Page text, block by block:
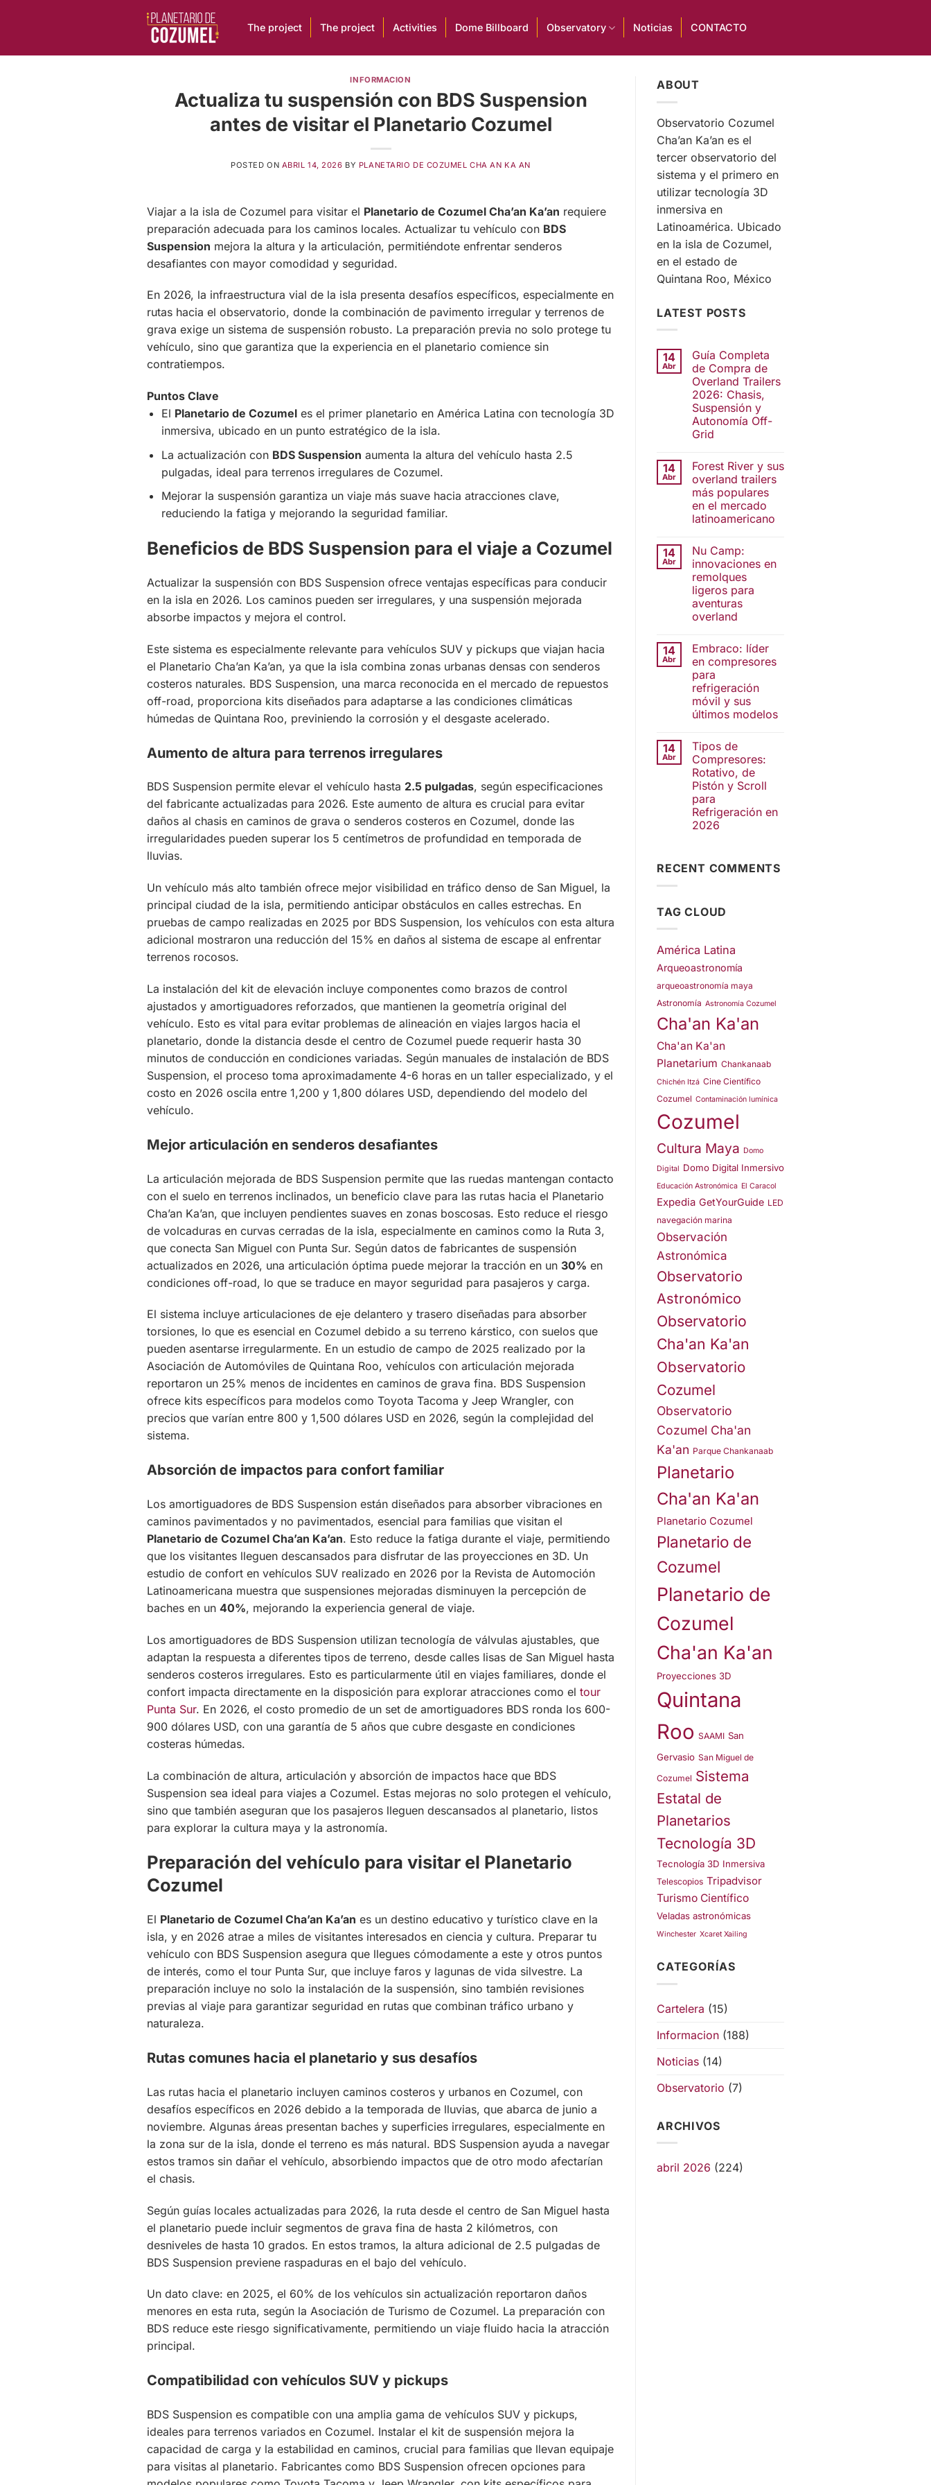
The project The project Activities Dome Billboard Observatory Noticias CONTACTO
INFORMACION
Actualiza tu suspensión con BDS Suspension
antes de visitar el Planetario Cozumel
POSTED ON ABRIL 14, 2026 BY PLANETARIO DE COZUMEL CHA AN KA AN
Viajar a la isla de Cozumel para visitar el Planetario de Cozumel Cha’an Ka’an requiere
preparación adecuada para los caminos locales. Actualizar tu vehículo con BDS
Suspension mejora la altura y la articulación, permitiéndote enfrentar senderos
desafiantes con mayor comodidad y seguridad.
En 2026, la infraestructura vial de la isla presenta desafíos específicos, especialmente en
rutas hacia el observatorio, donde la combinación de pavimento irregular y terrenos de
grava exige un sistema de suspensión robusto. La preparación previa no solo protege tu
vehículo, sino que garantiza que la experiencia en el planetario comience sin
contratiempos.
Puntos Clave
El Planetario de Cozumeles el primer planetario en América Latina con tecnología 3D
inmersiva, ubicado en un punto estratégico de la isla.
La actualización con BDS Suspension aumenta la altura del vehículo hasta 2.5
pulgadas, ideal para terrenos irregulares de Cozumel.
Mejorar la suspensión garantiza un viaje más suave hacia atracciones clave,
reduciendo la fatiga y mejorando la seguridad familiar.
Beneficios de BDS Suspension para el viaje a Cozumel
Actualizar la suspensión con BDS Suspension ofrece ventajas específicas para conducir
en la isla en 2026. Los caminos pueden ser irregulares, y una suspensión mejorada
absorbe impactos y mejora el control.
Este sistema es especialmente relevante para vehículos SUV y pickups que viajan hacia
el Planetario Cha’an Ka’an, ya que la isla combina zonas urbanas densas con senderos
costeros naturales. BDS Suspension, una marca reconocida en el mercado de repuestos
off-road, proporciona kits diseñados para adaptarse a las condiciones climáticas
húmedas de Quintana Roo, previniendo la corrosión y el desgaste acelerado.
Aumento de altura para terrenos irregulares
BDS Suspension permite elevar el vehículo hasta 2.5 pulgadas, según especificaciones
del fabricante actualizadas para 2026. Este aumento de altura es crucial para evitar
daños al chasis en caminos de grava o senderos costeros en Cozumel, donde las
irregularidades pueden superar los 5 centímetros de profundidad en temporada de
lluvias.
Un vehículo más alto también ofrece mejor visibilidad en tráfico denso de San Miguel, la
principal ciudad de la isla, permitiendo anticipar obstáculos en calles estrechas. En
pruebas de campo realizadas en 2025 por BDS Suspension, los vehículos con esta altura
adicional mostraron una reducción del 15% en daños al sistema de escape al enfrentar
terrenos rocosos.
La instalación del kit de elevación incluye componentes como brazos de control
ajustados y amortiguadores reforzados, que mantienen la geometría original del
vehículo. Esto es vital para evitar problemas de alineación en viajes largos hacia el
planetario, donde la distancia desde el centro de Cozumel puede requerir hasta 30
minutos de conducción en condiciones variadas. Según manuales de instalación de BDS
Suspension, el proceso toma aproximadamente 4-6 horas en un taller especializado, y el
costo en 2026 oscila entre 1,200 y 1,800 dólares USD, dependiendo del modelo del
vehículo.
Mejor articulación en senderos desafiantes
La articulación mejorada de BDS Suspension permite que las ruedas mantengan contacto
con el suelo en terrenos inclinados, un beneficio clave para las rutas hacia el Planetario
Cha’an Ka’an, que incluyen pendientes suaves en zonas boscosas. Esto reduce el riesgo
de volcaduras en curvas cerradas de la isla, especialmente en caminos como la Ruta 3,
que conecta San Miguel con Punta Sur. Según datos de fabricantes de suspensión
actualizados en 2026, una articulación óptima puede mejorar la tracción en un 30% en
condiciones off-road, lo que se traduce en mayor seguridad para pasajeros y carga.
El sistema incluye articulaciones de eje delantero y trasero diseñadas para absorber
torsiones, lo que es esencial en Cozumel debido a su terreno kárstico, con suelos que
pueden asentarse irregularmente. En un estudio de campo de 2025 realizado por la
Asociación de Automóviles de Quintana Roo, vehículos con articulación mejorada
reportaron un 25% menos de incidentes en caminos de grava fina. BDS Suspension
ofrece kits específicos para modelos como Toyota Tacoma y Jeep Wrangler, con
precios que varían entre 800 y 1,500 dólares USD en 2026, según la complejidad del
sistema.
Absorción de impactos para confort familiar
Los amortiguadores de BDS Suspension están diseñados para absorber vibraciones en
caminos pavimentados y no pavimentados, esencial para familias que visitan el
Planetario de Cozumel Cha’an Ka’an. Esto reduce la fatiga durante el viaje, permitiendo
que los visitantes lleguen descansados para disfrutar de las proyecciones en 3D. Un
estudio de confort en vehículos SUV realizado en 2026 por la Revista de Automoción
Latinoamericana muestra que suspensiones mejoradas disminuyen la percepción de
baches en un 40%, mejorando la experiencia general de viaje.
Los amortiguadores de BDS Suspension utilizan tecnología de válvulas ajustables, que
adaptan la respuesta a diferentes tipos de terreno, desde calles lisas de San Miguel hasta
senderos costeros irregulares. Esto es particularmente útil en viajes familiares, donde el
confort impacta directamente en la disposición para explorar atracciones como el tour
Punta Sur. En 2026, el costo promedio de un set de amortiguadores BDS ronda los 600-
900 dólares USD, con una garantía de 5 años que cubre desgaste en condiciones
costeras húmedas.
La combinación de altura, articulación y absorción de impactos hace que BDS
Suspension sea ideal para viajes a Cozumel. Estas mejoras no solo protegen el vehículo,
sino que también aseguran que los pasajeros lleguen descansados al planetario, listos
para explorar la cultura maya y la astronomía.
Preparación del vehículo para visitar el Planetario
Cozumel
El Planetario de Cozumel Cha’an Ka’an es un destino educativo y turístico clave en la
isla, y en 2026 atrae a miles de visitantes interesados en ciencia y cultura. Preparar tu
vehículo con BDS Suspension asegura que llegues cómodamente a este y otros puntos
de interés, como el tour Punta Sur, que incluye faros y lagunas de vida silvestre. La
preparación incluye no solo la instalación de la suspensión, sino también revisiones
previas al viaje para garantizar seguridad en rutas que combinan tráfico urbano y
naturaleza.
Rutas comunes hacia el planetario y sus desafíos
Las rutas hacia el planetario incluyen caminos costeros y urbanos en Cozumel, con
desafíos específicos en 2026 debido a la temporada de lluvias, que abarca de junio a
noviembre. Algunas áreas presentan baches y superficies irregulares, especialmente en
la zona sur de la isla, donde el terreno es más natural. BDS Suspension ayuda a navegar
estos tramos sin dañar el vehículo, absorbiendo impactos que de otro modo afectarían
el chasis.
Según guías locales actualizadas para 2026, la ruta desde el centro de San Miguel hasta
el planetario puede incluir segmentos de grava fina de hasta 2 kilómetros, con
desniveles de hasta 10 grados. En estos tramos, la altura adicional de 2.5 pulgadas de
BDS Suspension previene raspaduras en el bajo del vehículo.
Un dato clave: en 2025, el 60% de los vehículos sin actualización reportaron daños
menores en esta ruta, según la Asociación de Turismo de Cozumel. La preparación con
BDS reduce este riesgo significativamente, permitiendo un viaje fluido hacia la atracción
principal.
Compatibilidad con vehículos SUV y pickups
BDS Suspension es compatible con una amplia gama de vehículos SUV y pickups,
ideales para terrenos variados en Cozumel. Instalar el kit de suspensión mejora la
capacidad de carga y la estabilidad en caminos, crucial para familias que llevan equipaje
para visitas al planetario. Fabricantes como BDS Suspension ofrecen opciones para
ABOUT
Observatorio Cozumel
Cha’an Ka’an es el
tercer observatorio del
sistema y el primero en
utilizar tecnología 3D
inmersiva en
Latinoamérica. Ubicado
en la isla de Cozumel,
en el estado de
Quintana Roo, México
LATEST POSTS
14
Abr
Guía Completa
de Compra de
Overland Trailers
2026: Chasis,
Suspensión y
Autonomía Off-
Grid
14
Abr
Forest River y sus
overland trailers
más populares
en el mercado
latinoamericano
14
Abr
Nu Camp:
innovaciones en
remolques
ligeros para
aventuras
overland
14
Abr
Embraco: líder
en compresores
para
refrigeración
móvil y sus
últimos modelos
14
Abr
Tipos de
Compresores:
Rotativo, de
Pistón y Scroll
para
Refrigeración en
2026
RECENT COMMENTS
TAG CLOUD
América Latina
Arqueoastronomía
arqueoastronomía maya
Astronomía Astronomía Cozumel
Cha'an Ka'an
Cha'an Ka'an
Planetarium Chankanaab
Chichén Itzá Cine Científico
Cozumel Contaminación lumínica
Cozumel
Cultura Maya
Domo
Digital Domo Digital Inmersivo
Educación Astronómica El Caracol
Expedia GetYourGuide LED
navegación marina
Observación
Astronómica
Observatorio
Astronómico
Observatorio
Cha'an Ka'an
Observatorio
Cozumel
Observatorio
Cozumel Cha'an
Ka'an Parque Chankanaab
Planetario
Cha'an Ka'an
Planetario Cozumel
Planetario de
Cozumel
Planetario de
Cozumel
Cha'an Ka'an
Proyecciones 3D
Quintana
Roo SAAMI San
Gervasio San Miguel de
Cozumel Sistema
Estatal de
Planetarios
Tecnología 3D
Tecnología 3D Inmersiva
Telescopios Tripadvisor
Turismo Científico
Veladas astronómicas
Winchester Xcaret Xailing
CATEGORÍAS
Cartelera (15)
Informacion (188)
Noticias (14)
Observatorio (7)
ARCHIVOS
abril 2026 (224)